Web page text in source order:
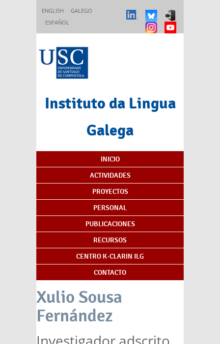
ENGLISH
GALEGO
ESPAÑOL
Instituto da Lingua
Galega
Índice de contenidos
INICIO
ACTIVIDADES
PROYECTOS
PERSONAL
PUBLICACIONES
RECURSOS
CENTRO K-CLARIN ILG
CONTACTO
Xulio Sousa
Fernández